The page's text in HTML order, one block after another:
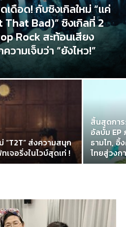
ดือด! กับซิงเกิลใหม่ “แค่
That Bad)” ซิงเกิลที่ 2
Rock สะท้อนเสียง
ามเจ็บว่า “ยังไหว!”
“T2T” ส่งความสนุก
เจอริ่งในไวบ์สุดเท่ !
สิ้นสุดกา
อัลบั้ม EP
ธามไท, อิ้
ไทยสู่วงก